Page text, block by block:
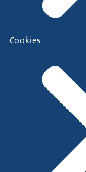
Cookies